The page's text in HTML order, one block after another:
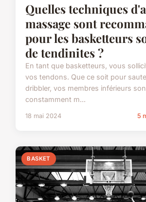
Quelles techniques
massage sont
pour les basketteurs
de tendinites ?
En tant que basketteurs, vous
vos tendons. Que ce soit pour
dribbler, vos membres inférieurs
constamment m...
18 mai 2024 5
BASKET